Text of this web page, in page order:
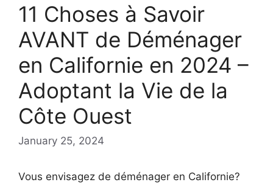
11 Choses à Savoir
AVANT de Déménager
en Californie en 2024 –
Adoptant la Vie de la
Côte Ouest
January 25, 2024
Vous envisagez de déménager en Californie?